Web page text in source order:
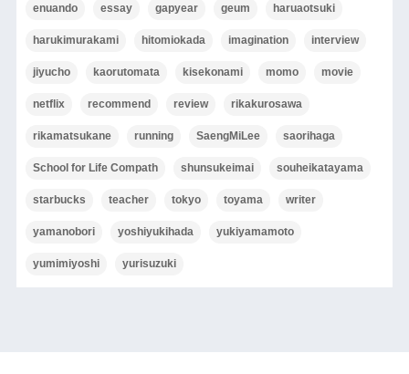
enuando essay gapyear geum haruaotsuki
harukimurakami hitomiokada imagination interview
jiyucho kaorutomata kisekonami momo movie
netflix recommend review rikakurosawa
rikamatsukane running SaengMiLee saorihaga
School for Life Compath shunsukeimai souheikatayama
starbucks teacher tokyo toyama writer
yamanobori yoshiyukihada yukiyamamoto
yumimiyoshi yurisuzuki